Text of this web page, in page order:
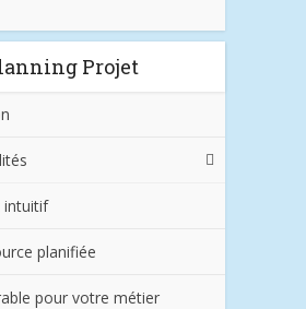
Projet
intuitif
planifiée
pour votre métier